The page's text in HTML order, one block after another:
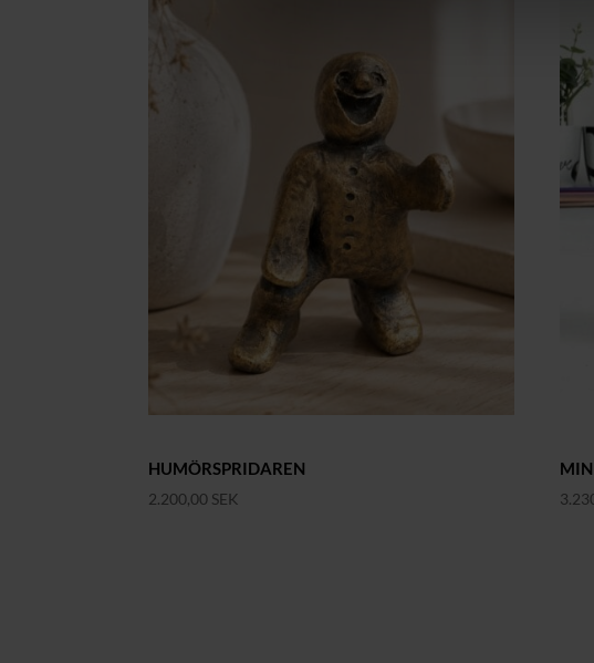
HUMÖRSPRIDAREN
2.200,00 SEK